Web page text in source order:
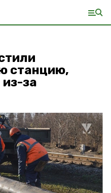
станцию,
за